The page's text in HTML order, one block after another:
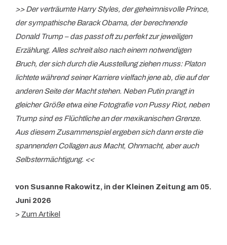
>> Der verträumte Harry Styles, der geheimnisvolle Prince,
der sympathische Barack Obama, der berechnende
Donald Trump – das passt oft zu perfekt zur jeweiligen
Erzählung. Alles schreit also nach einem notwendigen
Bruch, der sich durch die Ausstellung ziehen muss: Platon
lichtete während seiner Karriere vielfach jene ab, die auf der
anderen Seite der Macht stehen. Neben Putin prangt in
gleicher Größe etwa eine Fotografie von Pussy Riot, neben
Trump sind es Flüchtliche an der mexikanischen Grenze.
Aus diesem Zusammenspiel ergeben sich dann erste die
spannenden Collagen aus Macht, Ohnmacht, aber auch
Selbstermächtigung. <<
von Susanne Rakowitz, in der Kleinen Zeitung am 05.
Juni 2026
> Zum Artikel